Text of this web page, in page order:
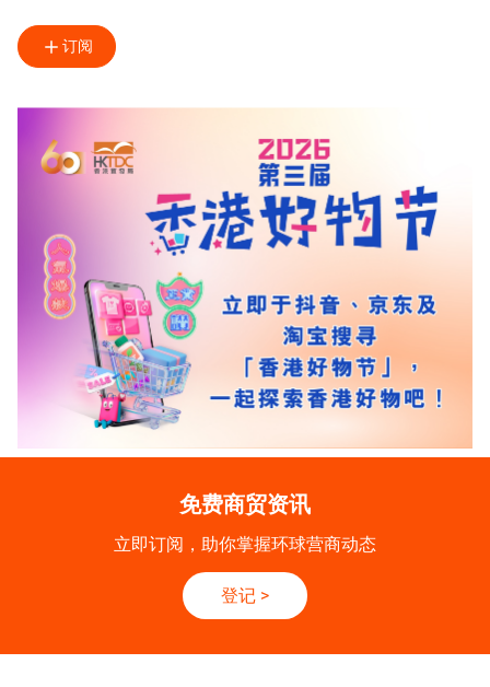
订阅
免费商贸资讯
立即订阅，助你掌握环球营商动态
登记 >